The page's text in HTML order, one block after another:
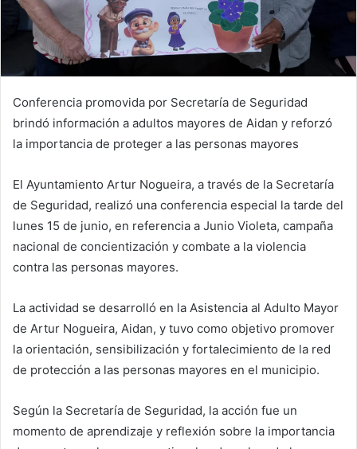
Conferencia promovida por Secretaría de Seguridad
brindó información a adultos mayores de Aidan y reforzó
la importancia de proteger a las personas mayores
El Ayuntamiento Artur Nogueira, a través de la Secretaría
de Seguridad, realizó una conferencia especial la tarde del
lunes 15 de junio, en referencia a Junio ​​Violeta, campaña
nacional de concientización y combate a la violencia
contra las personas mayores.
La actividad se desarrolló en la Asistencia al Adulto Mayor
de Artur Nogueira, Aidan, y tuvo como objetivo promover
la orientación, sensibilización y fortalecimiento de la red
de protección a las personas mayores en el municipio.
Según la Secretaría de Seguridad, la acción fue un
momento de aprendizaje y reflexión sobre la importancia